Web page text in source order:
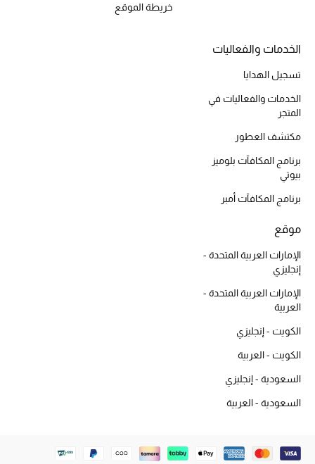
هدايا
مجموعة الجمال
الجمال في بلوميز
أبرز الماركات
عطور الربيع
تسوقوا الآن
خصومات
الموسم الجديد
خريطة الموقع
الخدمات والفعاليات
تسجيل الهدايا
الخدمات والفعاليات في
المتجر
مكتشف العطور
برنامج المكافآت بلوميز
بيوتي
برنامج المكافآت أمبر
موقع
الإمارات العربية المتحدة -
إنجليزي
الإمارات العربية المتحدة -
العربية
الكويت - إنجليزي
الكويت - العربية
السعودية - إنجليزي
السعودية - العربية